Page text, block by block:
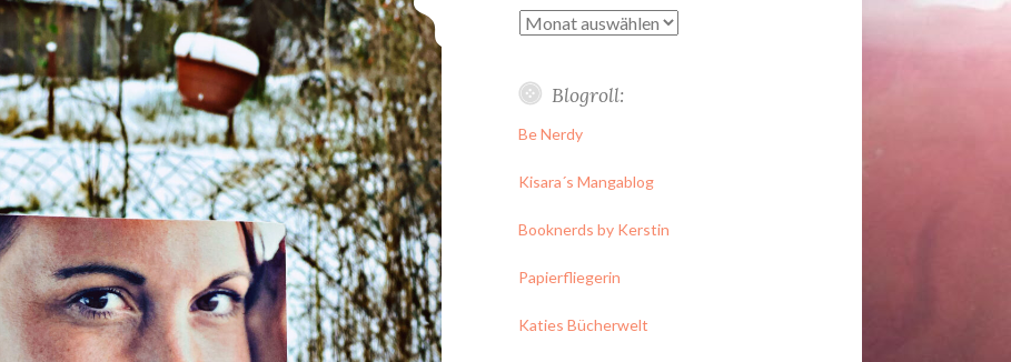
Archiv
Blogroll:
Be Nerdy
Kisara´s Mangablog
Booknerds by Kerstin
Papierfliegerin
Katies Bücherwelt